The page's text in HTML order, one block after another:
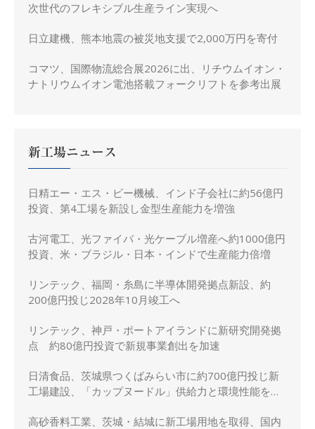
次世代のフレキシブル生産ライン実現へ
日立建機、熊本地震の被災地支援で2,000万円を寄付
コマツ、国際物流総合展2026に出、リチウムイオン・
ナトリウムイオン電池搭載フォークリフトを参考出展
新工場ニュース
日精エー・エス・ビー機械、インド子会社に約56億円
投資、第4工場を新設し金型生産能力を増強
古河電工、光ファイバ・光ケーブル増産へ約1000億円
投資、米・ブラジル・日本・インドで生産能力倍増
リンテック、福岡・糸島に半導体開発拠点新設、約
200億円投じ2028年10月竣工へ
リンテック、神戸・ポートアイランドに新研究開発拠
点 約80億円投資で新規事業創出を加速
日清食品、茨城県つくばみらい市に約700億円投じ新
工場建設、「カップヌードル」供給力と環境性能を強
高砂香料工業、茨城・結城に新工場用地を取得、国内